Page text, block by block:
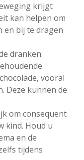
krijgt
kan helpen om
en bij te dragen
dranken:
vooral
Deze kunnen de
om consequent
kind. Houd u
en de
tijdens